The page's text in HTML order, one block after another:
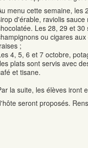
menu cette semaine, les
d'érable, raviolis
Les 28, 29 et
ou cigares
;
4, 5, 6 et 7 octobre,
plats sont servis avec
et tisane.
la suite, les élèves iront
seront proposés.